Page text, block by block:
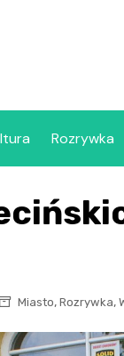
Rozrywka
Miasto, Rozrywka,